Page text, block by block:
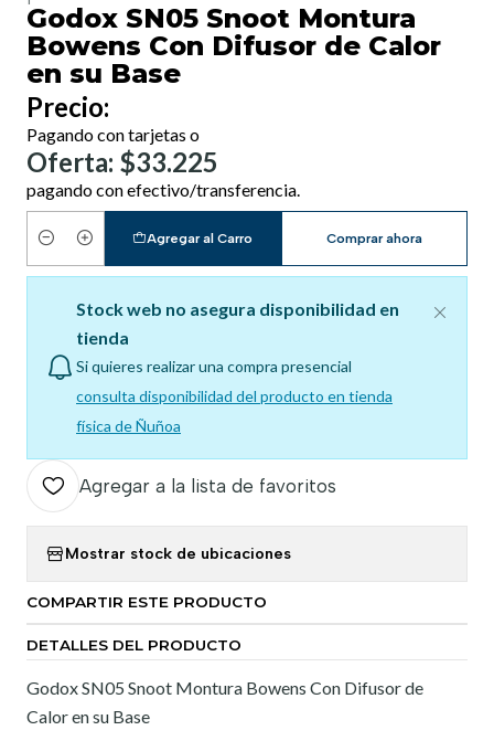
Godox SN05 Snoot Montura
Bowens Con Difusor de Calor
en su Base
Precio:
Pagando con tarjetas o
Oferta: $33.225
pagando con efectivo/transferencia.
Cantidad
Agregar al Carro Comprar ahora
Stock web no asegura disponibilidad en
tienda
Si quieres realizar una compra presencial
consulta disponibilidad del producto en tienda
física de Ñuñoa
Agregar a la lista de favoritos
Mostrar stock de ubicaciones
COMPARTIR ESTE PRODUCTO
DETALLES DEL PRODUCTO
Godox SN05 Snoot Montura Bowens Con Difusor de
Calor en su Base